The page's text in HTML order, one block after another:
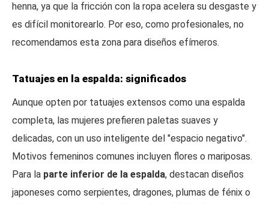
henna, ya que la fricción con la ropa acelera su desgaste y
es difícil monitorearlo. Por eso, como profesionales, no
recomendamos esta zona para diseños efímeros.
Tatuajes en la espalda: significados
Aunque opten por tatuajes extensos como una espalda
completa, las mujeres prefieren paletas suaves y
delicadas, con un uso inteligente del "espacio negativo".
Motivos femeninos comunes incluyen flores o mariposas.
Para la parte inferior de la espalda, destacan diseños
japoneses como serpientes, dragones, plumas de fénix o